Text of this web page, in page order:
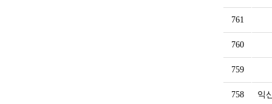
761
760
759
758 익